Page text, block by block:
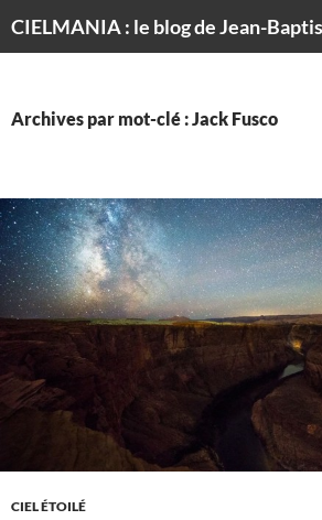
Archives par mot-clé : Jack Fusco
CIEL ÉTOILÉ